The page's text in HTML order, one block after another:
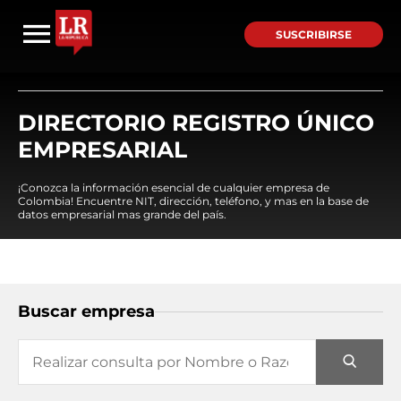
SUSCRIBIRSE
DIRECTORIO REGISTRO ÚNICO
EMPRESARIAL
¡Conozca la información esencial de cualquier empresa de
Colombia! Encuentre NIT, dirección, teléfono, y mas en la base de
datos empresarial mas grande del país.
Buscar empresa